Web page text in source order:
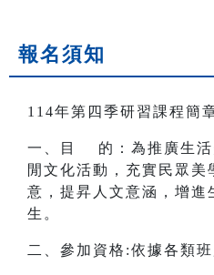
報名須知
114年第四季研習課程簡
一、目 的：為推廣生活
閒文化活動，充實民眾美
意，提昇人文意涵，增進
生。
二、參加資格:依據各類